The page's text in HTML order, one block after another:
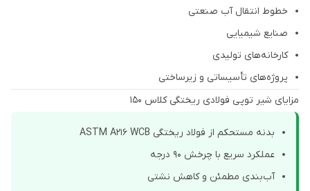
خطوط انتقال آب صنعتی
صنایع شیمیایی
کارخانه‌های تولیدی
پروژه‌های تأسیساتی و زیرساختی
مزایای شیر توپی فولادی ریختگی کلاس 150
بدنه مستحکم از فولاد ریختگی ASTM A216 WCB
عملکرد سریع با چرخش 90 درجه
آب‌بندی مطمئن و کاهش نشتی